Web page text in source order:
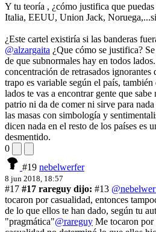
Y tu teoría , ¿cómo justifica que
Italia, EEUU, Union Jack,
¿Este cartel existiría si las banderas
@alzargaita ¿Que cómo se justifica?
de que subnormales hay en todos
concentración de retrasados
trapo es variable según el país,
lados te vas a encontrar gente que
patrio ni da de comer ni sirve para
las masas con simbología y
dicen nada en el resto de los países es
desmentido.
0
#19 nebelwerfer
8 jun 2018, 18:57
#17 #17 rareguy dijo: #13
tocaron por casualidad, entonces
de lo que ellos te han dado, según tu
"pragmática"@rareguy Me tocaron por